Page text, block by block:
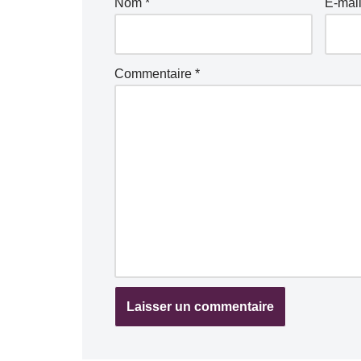
Nom * E-mail
Commentaire *